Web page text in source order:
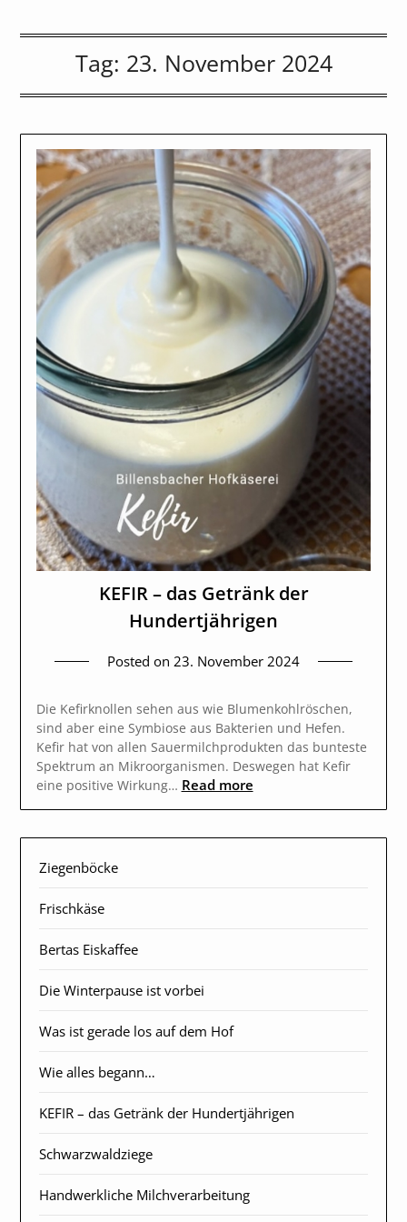
Tag: 23. November 2024
KEFIR – das Getränk der
Hundertjährigen
Posted on 23. November 2024
Die Kefirknollen sehen aus wie Blumenkohlröschen,
sind aber eine Symbiose aus Bakterien und Hefen.
Kefir hat von allen Sauermilchprodukten das bunteste
Spektrum an Mikroorganismen. Deswegen hat Kefir
eine positive Wirkung… Read more
Ziegenböcke
Frischkäse
Bertas Eiskaffee
Die Winterpause ist vorbei
Was ist gerade los auf dem Hof
Wie alles begann…
KEFIR – das Getränk der Hundertjährigen
Schwarzwaldziege
Handwerkliche Milchverarbeitung